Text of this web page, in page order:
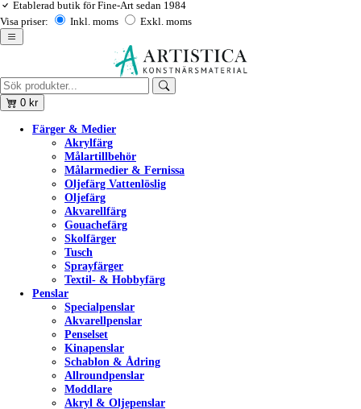
Etablerad butik för Fine-Art sedan 1984
Visa priser:
Inkl. moms Exkl. moms
0 kr
Färger & Medier
Akrylfärg
Målartillbehör
Målarmedier & Fernissa
Oljefärg Vattenlöslig
Oljefärg
Akvarellfärg
Gouachefärg
Skolfärger
Tusch
Sprayfärger
Textil- & Hobbyfärg
Penslar
Specialpenslar
Akvarellpenslar
Penselset
Kinapenslar
Schablon & Ådring
Allroundpenslar
Moddlare
Akryl & Oljepenslar